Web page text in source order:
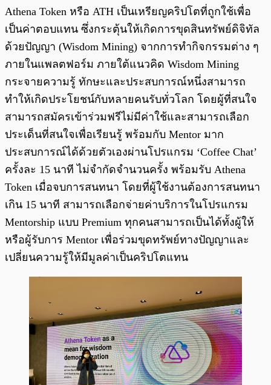
Athena Token หรือ ATH เป็นเหรียญคริปโตที่ถูกใช้เพื่อ
เป็นค่าตอบแทน ซึ่งกระตุ้นให้เกิดการขุดสินทรัพย์ดิจิทัล
ด้วยปัญญา (Wisdom Mining) จากการทำกิจกรรมต่าง ๆ
ภายในแพลตฟอร์ม ภายใต้แนวคิด Wisdom Mining
กระจายความรู้ ทักษะและประสบการณ์หนึ่งสามารถ
ทำให้เกิดประโยชน์กับหลายคนรับทั่วโลก โดยผู้ที่สนใจ
สามารถสมัครเข้าร่วมฟรีไม่มีค่าใช้และสามารถเลือก
ประเด็นที่สนใจเพื่อเรียนรู้ พร้อมกับ Mentor มาก
ประสบการณ์ได้ด้วยตัวเองผ่านโปรแกรม ‘Coffee Chat’
ครั้งละ 15 นาที ไม่จำกัดจำนวนครั้ง พร้อมรับ Athena
Token เมื่อจบการสนทนา โดยที่ผู้ใช้งานต้องการสนทนา
เกิน 15 นาที สามารถเลือกจ่ายค่าบริการในโปรแกรม
Mentorship แบบ Premium ทุกคนสามารถเป็นได้ทั้งผู้ให้
หรือผู้รับการ Mentor เพื่อร่วมขุดทรัพย์ทางปัญญาและ
เปลี่ยนความรู้ให้มีมูลค่าเป็นคริปโตแทน